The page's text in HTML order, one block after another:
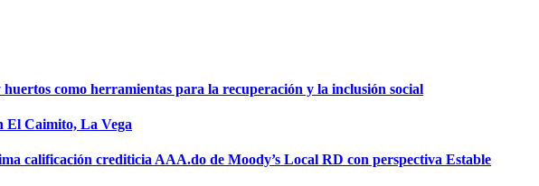
como herramientas para la recuperación y la inclusión social
El Caimito, La Vega
calificación crediticia AAA.do de Moody’s Local RD con perspectiva Estable